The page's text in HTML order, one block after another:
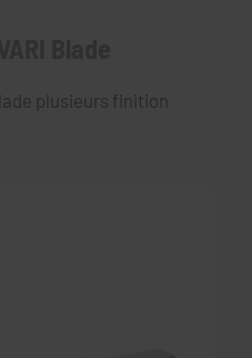
plusieurs finition